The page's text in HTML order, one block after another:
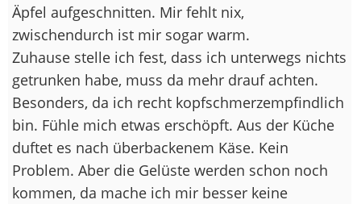
Äpfel aufgeschnitten. Mir fehlt nix,
zwischendurch ist mir sogar warm.
Zuhause stelle ich fest, dass ich unterwegs nichts
getrunken habe, muss da mehr drauf achten.
Besonders, da ich recht kopfschmerzempfindlich
bin. Fühle mich etwas erschöpft. Aus der Küche
duftet es nach überbackenem Käse. Kein
Problem. Aber die Gelüste werden schon noch
kommen, da mache ich mir besser keine